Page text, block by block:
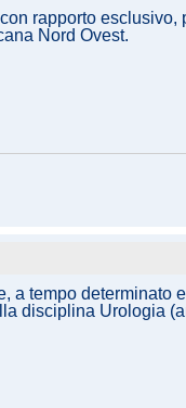
rapporto
Nord Ovest.
tempo
disciplina Urologia